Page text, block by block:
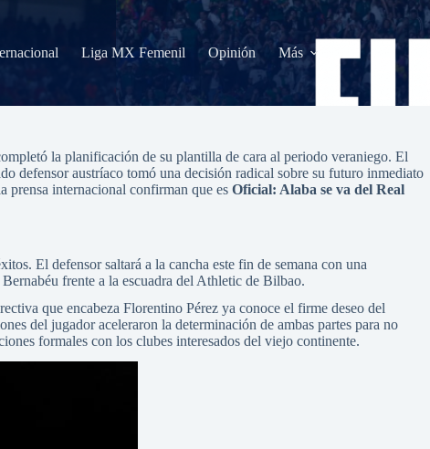
Liga MX Femenil Opinión Más
la planificación de su plantilla de cara al periodo veraniego. El
defensor austríaco tomó una decisión radical sobre su futuro inmediato
prensa internacional confirman que es Oficial: Alaba se va del Real
El defensor saltará a la cancha este fin de semana con una
frente a la escuadra del Athletic de Bilbao.
que encabeza Florentino Pérez ya conoce el firme deseo del
del jugador aceleraron la determinación de ambas partes para no
formales con los clubes interesados del viejo continente.